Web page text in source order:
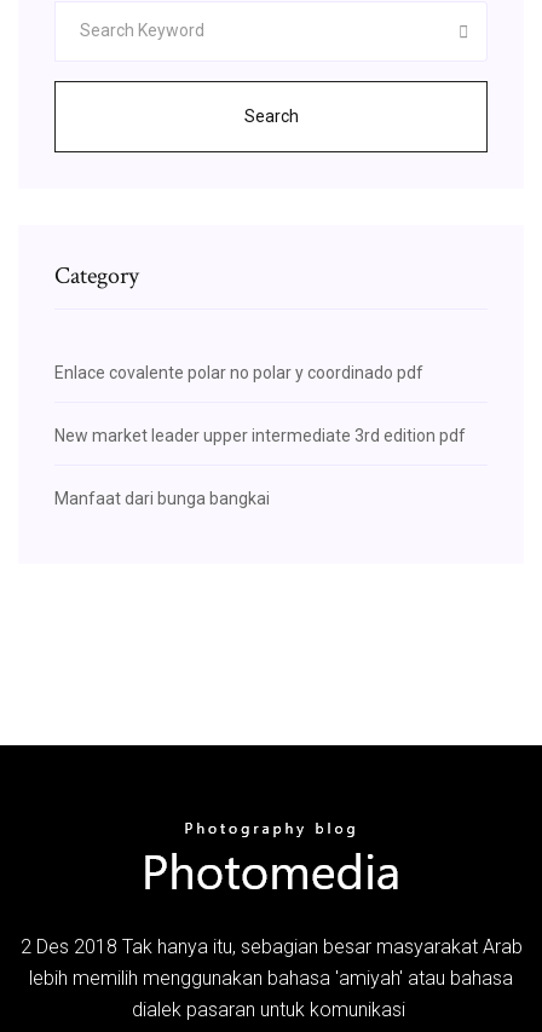
Search
Category
Enlace covalente polar no polar y coordinado pdf
New market leader upper intermediate 3rd edition pdf
Manfaat dari bunga bangkai
2 Des 2018 Tak hanya itu, sebagian besar masyarakat Arab
lebih memilih menggunakan bahasa 'amiyah' atau bahasa
dialek pasaran untuk komunikasi